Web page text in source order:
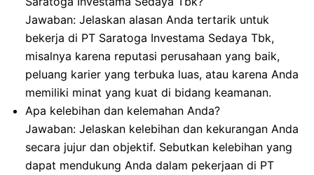
Jawaban: Jelaskan alasan Anda tertarik untuk
bekerja di PT Saratoga Investama Sedaya Tbk,
misalnya karena reputasi perusahaan yang baik,
peluang karier yang terbuka luas, atau karena Anda
memiliki minat yang kuat di bidang keamanan.
Apa kelebihan dan kelemahan Anda?
Jawaban: Jelaskan kelebihan dan kekurangan Anda
secara jujur dan objektif. Sebutkan kelebihan yang
dapat mendukung Anda dalam pekerjaan di PT